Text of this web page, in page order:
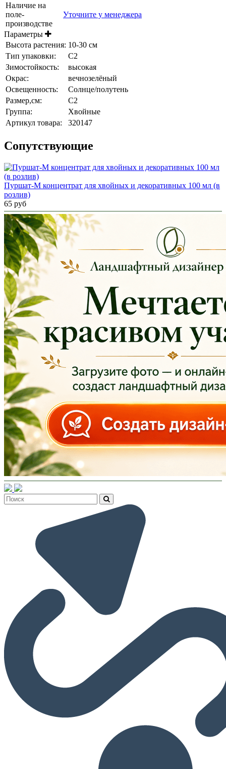
Наличие на
поле-
производстве
Уточните у менеджера
Параметры
Высота растения: 10-30 см
Тип упаковки:
С2
Зимостойкость:
высокая
Окрас:
вечнозелёный
Освещенность:
Солнце/полутень
Размер,см:
С2
Группа:
Хвойные
Артикул товара:
320147
Cопутствующие
Пуршат-М концентрат для хвойных и декоративных 100 мл (в
розлив)
65 руб